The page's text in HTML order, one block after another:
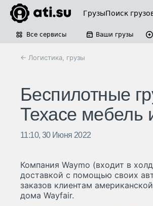
ГрузыПоиск
Все сервисы Ваши грузы
← Логистика, грузы
Беспилотные
Техасе мебель
11:10, 30 Июня 2022
Компания Waymo (входит в
доставкой с помощью своих
заказов клиентам
дома Wayfair.